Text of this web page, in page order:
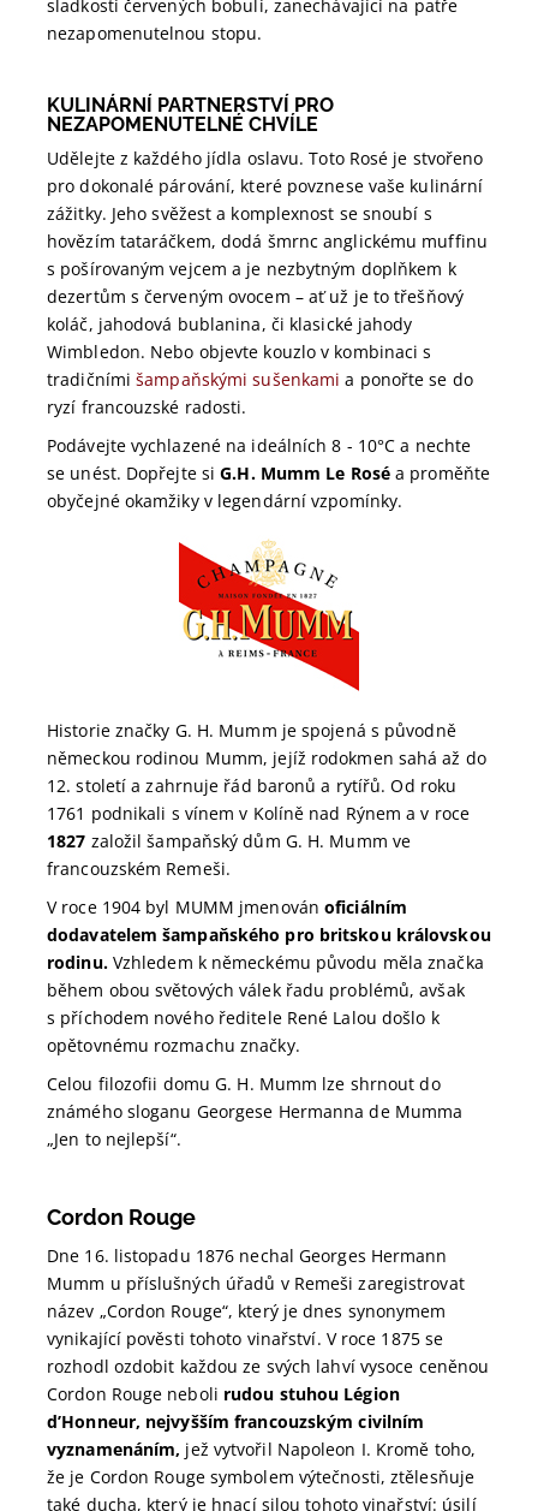
sladkostí červených bobulí, zanechávající na patře
nezapomenutelnou stopu.
KULINÁRNÍ PARTNERSTVÍ PRO
NEZAPOMENUTELNÉ CHVÍLE
Udělejte z každého jídla oslavu. Toto Rosé je stvořeno
pro dokonalé párování, které povznese vaše kulinární
zážitky. Jeho svěžest a komplexnost se snoubí s
hovězím tataráčkem, dodá šmrnc anglickému muffinu
s pošírovaným vejcem a je nezbytným doplňkem k
dezertům s červeným ovocem – ať už je to třešňový
koláč, jahodová bublanina, či klasické jahody
Wimbledon. Nebo objevte kouzlo v kombinaci s
tradičnímišampaňskými sušenkami a ponořte se do
ryzí francouzské radosti.
Podávejte vychlazené na ideálních 8 - 10°C a nechte
se unést. Dopřejte siG.H. Mumm Le Roséa proměňte
obyčejné okamžiky v legendární vzpomínky.
Historie značky G. H. Mumm je spojená s původně
německou rodinou Mumm, jejíž rodokmen sahá až do
12. století a zahrnuje řád baronů a rytířů. Od roku
1761 podnikali s vínem v Kolíně nad Rýnem a v roce
1827 založil šampaňský dům G. H. Mumm ve
francouzském Remeši.
V roce 1904 byl MUMM jmenován oficiálním
dodavatelem šampaňského pro britskou královskou
rodinu.Vzhledem k německému původu měla značka
během obou světových válek řadu problémů, avšak
s příchodem nového ředitele René Lalou došlo k
opětovnému rozmachu značky.
Celou filozofii domu G. H. Mumm lze shrnout do
známého sloganu Georgese Hermanna de Mumma
„Jen to nejlepší“.
Cordon Rouge
Dne 16. listopadu 1876 nechal Georges Hermann
Mumm u příslušných úřadů v Remeši zaregistrovat
název „Cordon Rouge“, který je dnes synonymem
vynikající pověsti tohoto vinařství. V roce 1875 se
rozhodl ozdobit každou ze svých lahví vysoce ceněnou
Cordon Rouge neboli rudou stuhou Légion
d’Honneur, nejvyšším francouzským civilním
vyznamenáním, jež vytvořil Napoleon I. Kromě toho,
že je Cordon Rouge symbolem výtečnosti, ztělesňuje
také ducha, který je hnací silou tohoto vinařství: úsilí